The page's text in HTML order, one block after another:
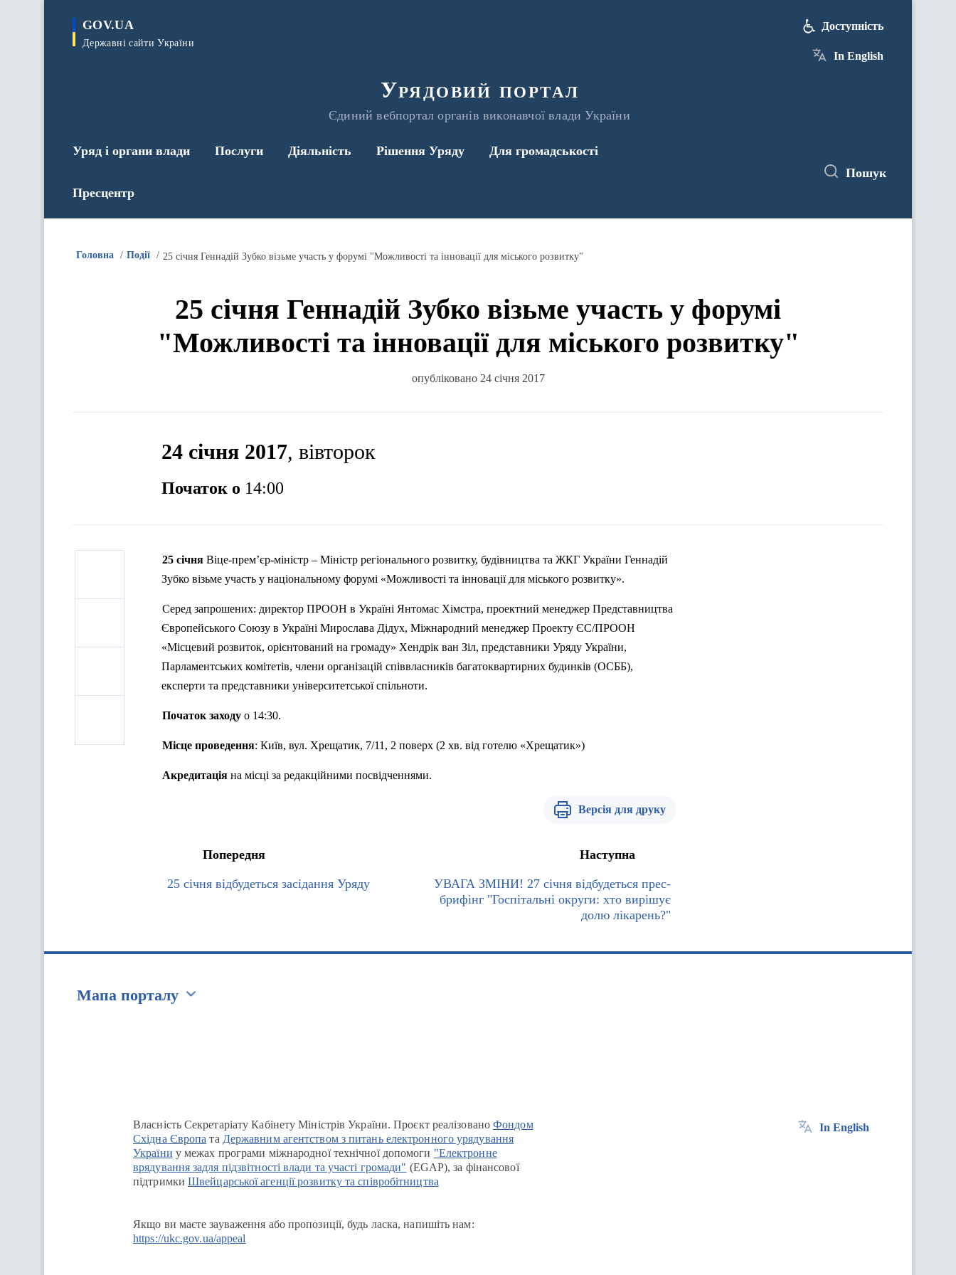
GOV.UA
Державні сайти України
Урядовий портал
Єдиний вебпортал органів виконавчої влади України
Доступність
In English
Уряд і органи влади Послуги Діяльність Рішення Уряду Для громадськості
Пресцентр
Пошук
Головна Події 25 січня Геннадій Зубко візьме участь у форумі "Можливості та інновації для міського розвитку"
25 січня Геннадій Зубко візьме участь у форумі
"Можливості та інновації для міського розвитку"
опубліковано 24 січня 2017
24 січня 2017, вівторок
Початок о 14:00
25 січня Віце-прем’єр-міністр – Міністр регіонального розвитку, будівництва та ЖКГ України Геннадій
Зубко візьме участь у національному форумі «Можливості та інновації для міського розвитку».
Серед запрошених: директор ПРООН в Україні Янтомас Хімстра, проектний менеджер Представництва
Європейського Союзу в Україні Мирослава Дідух, Міжнародний менеджер Проекту ЄС/ПРООН
«Місцевий розвиток, орієнтований на громаду» Хендрік ван Зіл, представники Уряду України,
Парламентських комітетів, члени організацій співвласників багатоквартирних будинків (ОСББ),
експерти та представники університетської спільноти.
Початок заходу о 14:30.
Місце проведення: Київ, вул. Хрещатик, 7/11, 2 поверх (2 хв. від готелю «Хрещатик»)
Акредитація на місці за редакційними посвідченнями.
Версія для друку
Попередня
25 січня відбудеться засідання Уряду
Наступна
УВАГА ЗМІНИ! 27 січня відбудеться прес-
брифінг "Госпітальні округи: хто вирішує
долю лікарень?"
Мапа порталу
Власність Секретаріату Кабінету Міністрів України. Проєкт реалізованоФондом
Східна Європа та Державним агентством з питань електронного урядування
України у межах програми міжнародної технічної допомоги "Електронне
врядування задля підзвітності влади та участі громади" (EGAP), за фінансової
підтримки Швейцарської агенції розвитку та співробітництва
Якщо ви маєте зауваження або пропозиції, будь ласка, напишіть нам:
https://ukc.gov.ua/appeal
In English